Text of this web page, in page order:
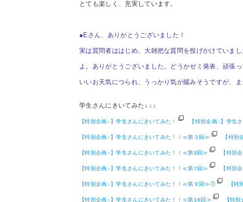
とても楽しく、充実しています。
●Eさん、ありがとうございました！
実は質問者ははじめ、大雑把な質問を投げかけていま
よ。ありがとうございました。どうかゼミ発表、頑張っ
いいお天気につられ、うっかり気が緩みそうですが、
学生さんにきいてみた↓↓↓
【特別企画☆】学生さんにきいてみた！ 【特別企画☆】学生
【特別企画☆】学生さんにきいてみた！！≪第３回≫ 【特
【特別企画☆】学生さんにきいてみた！！≪第5回≫ 【特別
【特別企画☆】学生さんにきいてみた！！≪第7回≫ 【特別
【特別企画☆】学生さんにきいてみた！！≪第９回≫① 【
【特別企画☆】学生さんにきいてみた！！≪第10回≫ 【特